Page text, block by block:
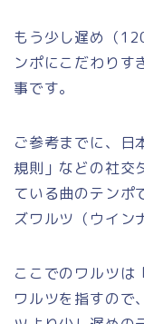
もう少し遅め（
ンポにこだわりす
事です。
ご参考までに、日
規則」などの社交
ている曲のテンポ
ズワルツ（ウイン
ここでのワルツは
ワルツを指すので